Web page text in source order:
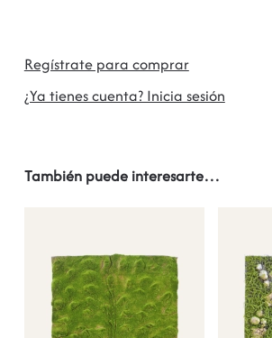
Regístrate para comprar
¿Ya tienes cuenta? Inicia sesión
También puede interesarte…